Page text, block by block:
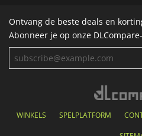
Ontvang de beste deals en
Abonneer je op onze
WINKELS SPELPLATFORM